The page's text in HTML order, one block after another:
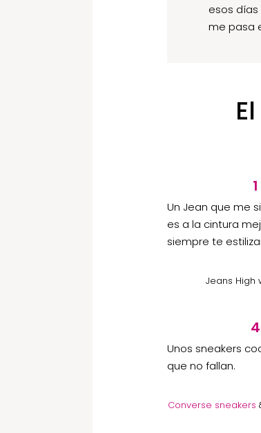
esos
me pasa
1
Un Jean que me
es a la cintura
siempre te
Jeans High
4
Unos sneakers
que no fallan.
Converse sneakers